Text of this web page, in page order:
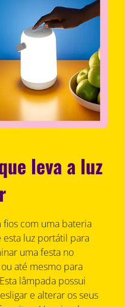
leva a luz
com uma bateria
esta luz portátil para
uma festa no
até mesmo para
lâmpada possui
e alterar os seus